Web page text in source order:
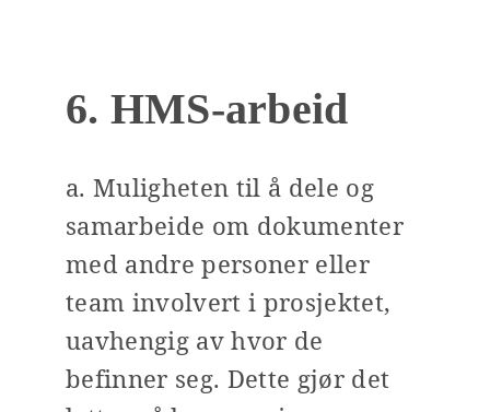
6. HMS-arbeid
a. Muligheten til å dele og
samarbeide om dokumenter
med andre personer eller
team involvert i prosjektet,
uavhengig av hvor de
befinner seg. Dette gjør det